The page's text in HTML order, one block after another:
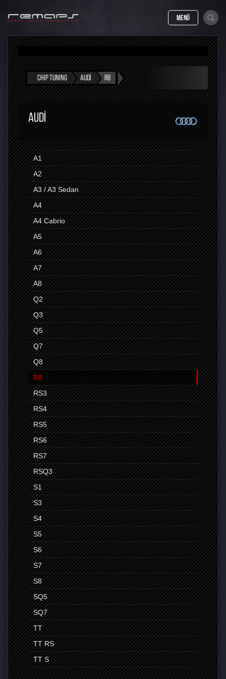
MENÜ
CHIP TUNING AUDI R8
AUDI
A1
A2
A3 / A3 Sedan
A4
A4 Cabrio
A5
A6
A7
A8
Q2
Q3
Q5
Q7
Q8
R8
RS3
RS4
RS5
RS6
RS7
RSQ3
S1
S3
S4
S5
S6
S7
S8
SQ5
SQ7
TT
TT RS
TT S